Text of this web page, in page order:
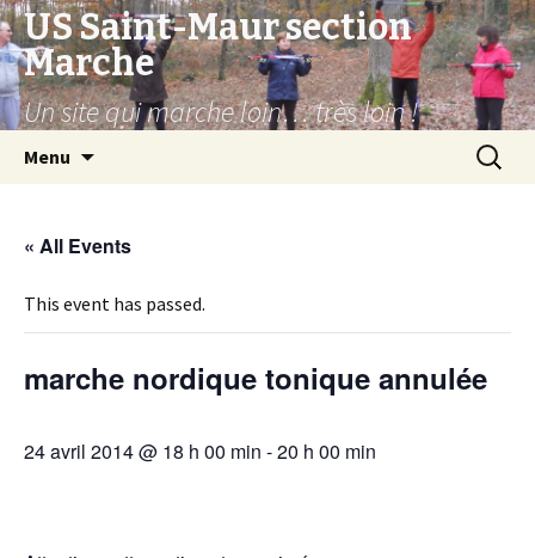
US Saint-Maur section
Marche
Un site qui marche loin… très loin !
Menu
« All Events
This event has passed.
marche nordique tonique annulée
24 avril 2014 @ 18 h 00 min -20 h 00 min